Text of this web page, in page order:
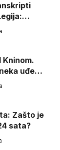
uđe,
Zašto je
sata?